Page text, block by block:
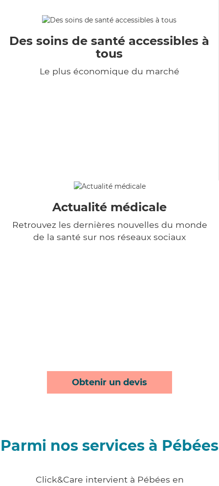
Des soins de santé accessibles à
tous
Le plus économique du marché
Actualité médicale
Retrouvez les dernières nouvelles du monde
de la santé sur nos réseaux sociaux
Obtenir un devis
Parmi nos services à Pébées
Click&Care intervient à Pébées en